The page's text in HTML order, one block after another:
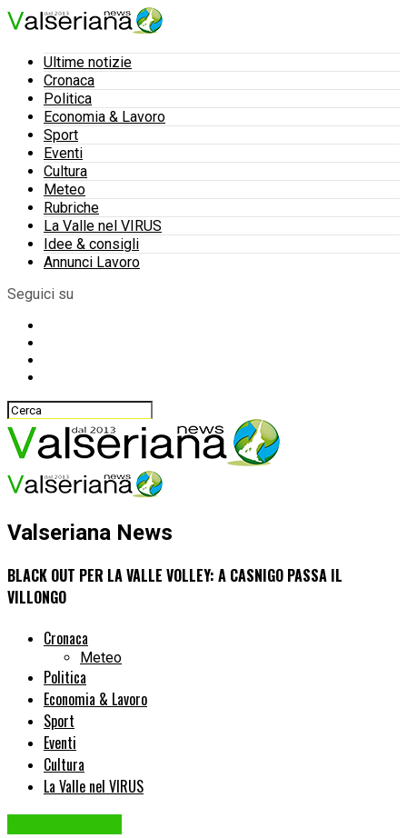
Ultime notizie
Cronaca
Politica
Economia & Lavoro
Sport
Eventi
Cultura
Meteo
Rubriche
La Valle nel VIRUS
Idee & consigli
Annunci Lavoro
Seguici su
Valseriana News
BLACK OUT PER LA VALLE VOLLEY: A CASNIGO PASSA IL
VILLONGO
Cronaca
Meteo
Politica
Economia & Lavoro
Sport
Eventi
Cultura
La Valle nel VIRUS